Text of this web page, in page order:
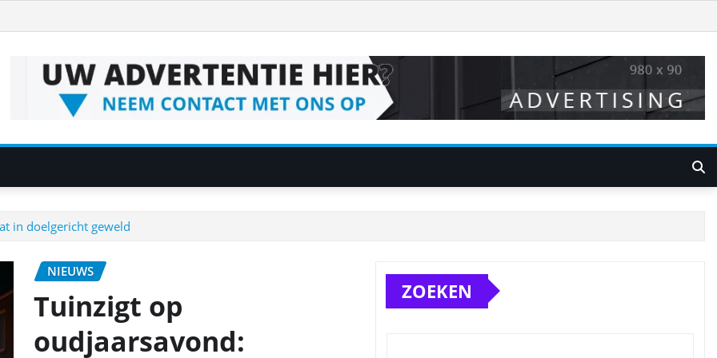
in doelgericht geweld
NIEUWS
Tuinzigt op
oudjaarsavond:
ZOEKEN